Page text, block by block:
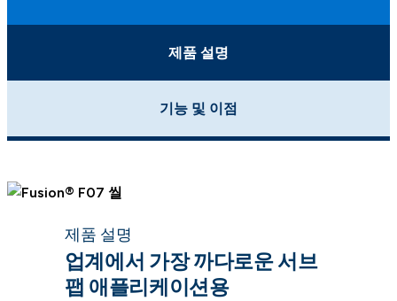
제품 설명
기능 및 이점
제품 설명
업계에서 가장 까다로운 서브
팹 애플리케이션용